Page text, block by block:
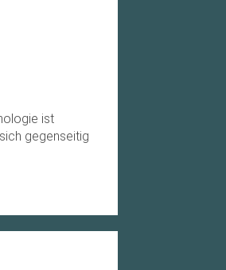
ist
gegenseitig